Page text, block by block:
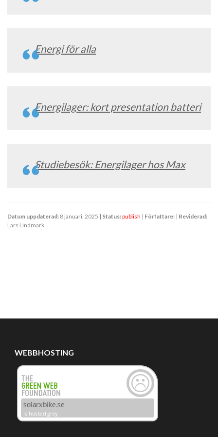
Energi för alla
Energilager: kort presentation batteri
Studiebesök: Energilager hos Max
Datum uppdaterad: 8 januari, 2025 | Status:publish | Författare: | Reviderad:
Lars Lindmark
WEBBHOSTING